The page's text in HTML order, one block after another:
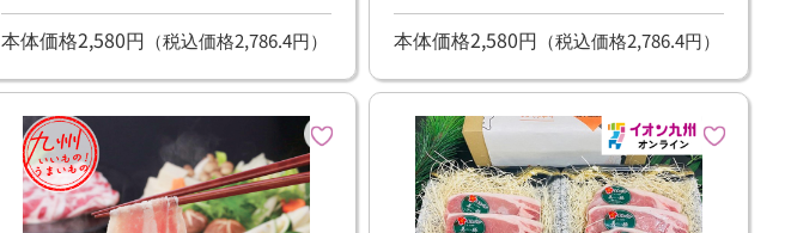
本体価格2,580円 （税込価格2,786.4円）
本体価格2,580円 （税込価格2,786.4円）